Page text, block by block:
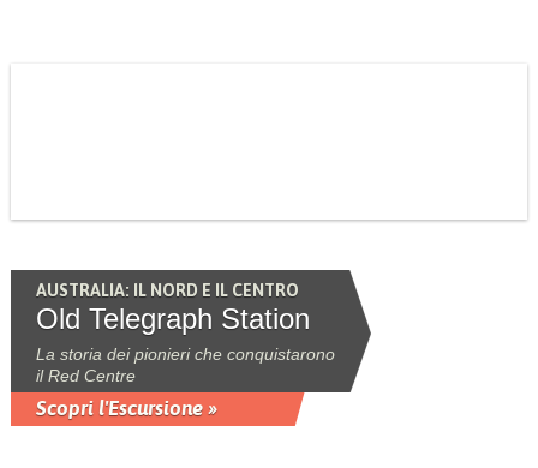
AUSTRALIA: IL NORD E IL CENTRO
Old Telegraph Station
La storia dei pionieri che conquistarono
il Red Centre
Scopri l'Escursione »